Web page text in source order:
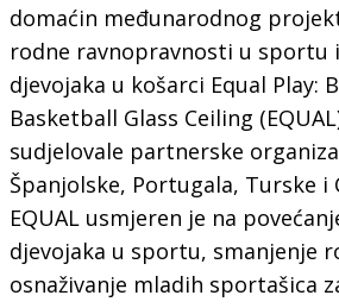
domaćin međunarodnog
rodne ravnopravnosti u sportu
djevojaka u košarci Equal Play:
Basketball Glass Ceiling
sudjelovale partnerske
Španjolske, Portugala, Turske i
EQUAL usmjeren je na
djevojaka u sportu, smanjenje
osnaživanje mladih sportašica